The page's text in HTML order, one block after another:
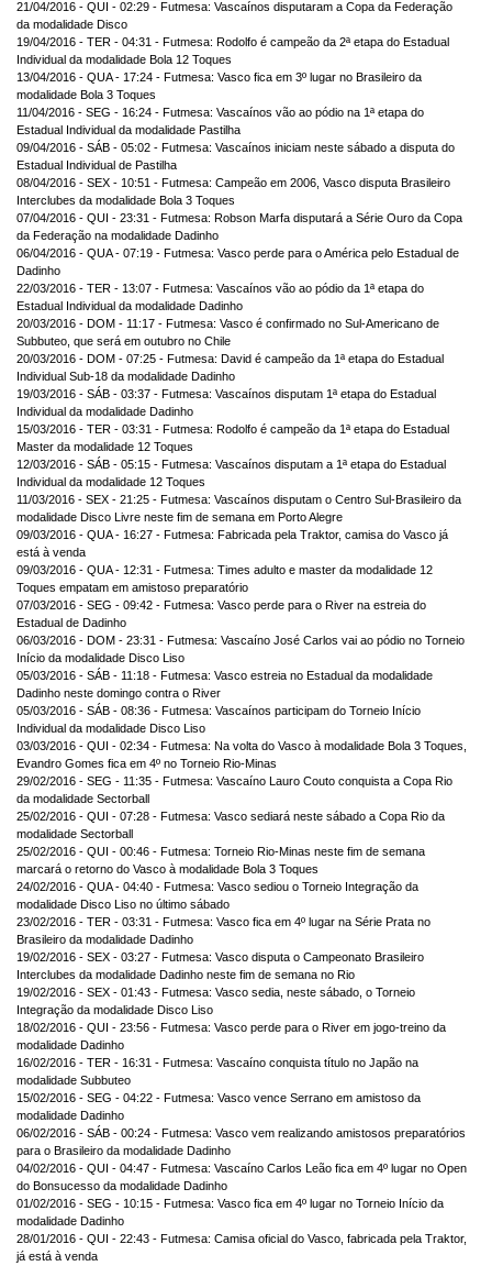
21/04/2016 - QUI - 02:29 - Futmesa: Vascaínos disputaram a Copa da Federação
da modalidade Disco
19/04/2016 - TER - 04:31 - Futmesa: Rodolfo é campeão da 2ª etapa do Estadual
Individual da modalidade Bola 12 Toques
13/04/2016 - QUA - 17:24 - Futmesa: Vasco fica em 3º lugar no Brasileiro da
modalidade Bola 3 Toques
11/04/2016 - SEG - 16:24 - Futmesa: Vascaínos vão ao pódio na 1ª etapa do
Estadual Individual da modalidade Pastilha
09/04/2016 - SÁB - 05:02 - Futmesa: Vascaínos iniciam neste sábado a disputa do
Estadual Individual de Pastilha
08/04/2016 - SEX - 10:51 - Futmesa: Campeão em 2006, Vasco disputa Brasileiro
Interclubes da modalidade Bola 3 Toques
07/04/2016 - QUI - 23:31 - Futmesa: Robson Marfa disputará a Série Ouro da Copa
da Federação na modalidade Dadinho
06/04/2016 - QUA - 07:19 - Futmesa: Vasco perde para o América pelo Estadual de
Dadinho
22/03/2016 - TER - 13:07 - Futmesa: Vascaínos vão ao pódio da 1ª etapa do
Estadual Individual da modalidade Dadinho
20/03/2016 - DOM - 11:17 - Futmesa: Vasco é confirmado no Sul-Americano de
Subbuteo, que será em outubro no Chile
20/03/2016 - DOM - 07:25 - Futmesa: David é campeão da 1ª etapa do Estadual
Individual Sub-18 da modalidade Dadinho
19/03/2016 - SÁB - 03:37 - Futmesa: Vascaínos disputam 1ª etapa do Estadual
Individual da modalidade Dadinho
15/03/2016 - TER - 03:31 - Futmesa: Rodolfo é campeão da 1ª etapa do Estadual
Master da modalidade 12 Toques
12/03/2016 - SÁB - 05:15 - Futmesa: Vascaínos disputam a 1ª etapa do Estadual
Individual da modalidade 12 Toques
11/03/2016 - SEX - 21:25 - Futmesa: Vascaínos disputam o Centro Sul-Brasileiro da
modalidade Disco Livre neste fim de semana em Porto Alegre
09/03/2016 - QUA - 16:27 - Futmesa: Fabricada pela Traktor, camisa do Vasco já
está à venda
09/03/2016 - QUA - 12:31 - Futmesa: Times adulto e master da modalidade 12
Toques empatam em amistoso preparatório
07/03/2016 - SEG - 09:42 - Futmesa: Vasco perde para o River na estreia do
Estadual de Dadinho
06/03/2016 - DOM - 23:31 - Futmesa: Vascaíno José Carlos vai ao pódio no Torneio
Início da modalidade Disco Liso
05/03/2016 - SÁB - 11:18 - Futmesa: Vasco estreia no Estadual da modalidade
Dadinho neste domingo contra o River
05/03/2016 - SÁB - 08:36 - Futmesa: Vascaínos participam do Torneio Início
Individual da modalidade Disco Liso
03/03/2016 - QUI - 02:34 - Futmesa: Na volta do Vasco à modalidade Bola 3 Toques,
Evandro Gomes fica em 4º no Torneio Rio-Minas
29/02/2016 - SEG - 11:35 - Futmesa: Vascaíno Lauro Couto conquista a Copa Rio
da modalidade Sectorball
25/02/2016 - QUI - 07:28 - Futmesa: Vasco sediará neste sábado a Copa Rio da
modalidade Sectorball
25/02/2016 - QUI - 00:46 - Futmesa: Torneio Rio-Minas neste fim de semana
marcará o retorno do Vasco à modalidade Bola 3 Toques
24/02/2016 - QUA - 04:40 - Futmesa: Vasco sediou o Torneio Integração da
modalidade Disco Liso no último sábado
23/02/2016 - TER - 03:31 - Futmesa: Vasco fica em 4º lugar na Série Prata no
Brasileiro da modalidade Dadinho
19/02/2016 - SEX - 03:27 - Futmesa: Vasco disputa o Campeonato Brasileiro
Interclubes da modalidade Dadinho neste fim de semana no Rio
19/02/2016 - SEX - 01:43 - Futmesa: Vasco sedia, neste sábado, o Torneio
Integração da modalidade Disco Liso
18/02/2016 - QUI - 23:56 - Futmesa: Vasco perde para o River em jogo-treino da
modalidade Dadinho
16/02/2016 - TER - 16:31 - Futmesa: Vascaíno conquista título no Japão na
modalidade Subbuteo
15/02/2016 - SEG - 04:22 - Futmesa: Vasco vence Serrano em amistoso da
modalidade Dadinho
06/02/2016 - SÁB - 00:24 - Futmesa: Vasco vem realizando amistosos preparatórios
para o Brasileiro da modalidade Dadinho
04/02/2016 - QUI - 04:47 - Futmesa: Vascaíno Carlos Leão fica em 4º lugar no Open
do Bonsucesso da modalidade Dadinho
01/02/2016 - SEG - 10:15 - Futmesa: Vasco fica em 4º lugar no Torneio Início da
modalidade Dadinho
28/01/2016 - QUI - 22:43 - Futmesa: Camisa oficial do Vasco, fabricada pela Traktor,
já está à venda